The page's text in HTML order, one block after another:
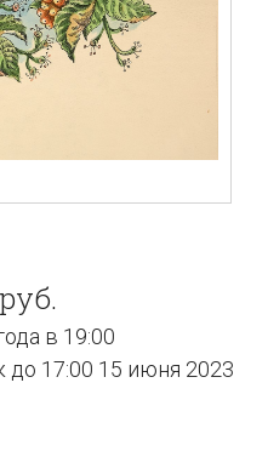
в 19:00
до 17:00 15 июня 2023